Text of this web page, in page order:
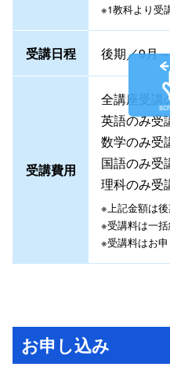
※1教科より受
受講日程 後期／9月
受講費用
全講座受講
英語のみ受
数学のみ受
国語のみ
理科のみ受
※上記金額は
※受講料は一
※受講料はお
お申し込み